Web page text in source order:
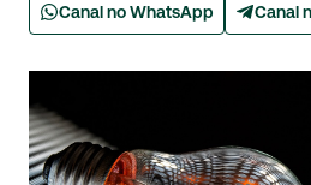
Canal no WhatsApp Canal